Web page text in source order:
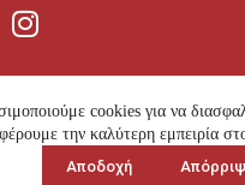
cookies για να
την καλύτερη εμπειρία
Αποδοχή
rights
Design by